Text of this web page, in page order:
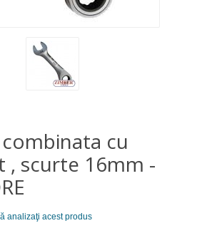
cu
, scurte 16mm -
analizaţi acest produs